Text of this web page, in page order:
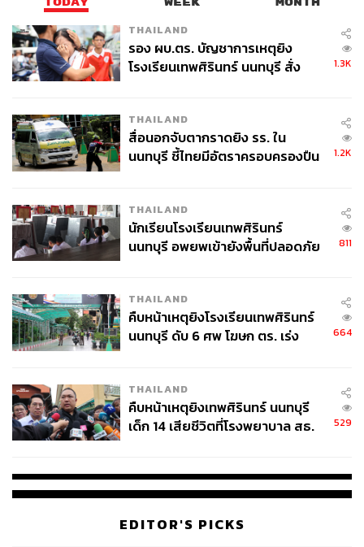
TODAY WEEK MONTH
THAILAND
รอง ผบ.ตร. บัญชาการเหตุยิง
โรงเรียนเทพศิรินทร์ นนทบุรี สั่ง
1.3K
THAILAND
สื่อนอกจับตากราดยิง รร. ใน
นนทบุรี ชี้ไทยมีอัตราครอบครองปืน
1.2K
THAILAND
นักเรียนโรงเรียนเทพศิรินทร์
นนทบุรี อพยพเข้ายังพื้นที่ปลอดภัย
811
THAILAND
คืบหน้าเหตุยิงโรงเรียนเทพศิรินทร์
นนทบุรี ดับ 6 ศพ โฆษก ตร. เร่ง
664
THAILAND
คืบหน้าเหตุยิงเทพศิรินทร์ นนทบุรี
เด็ก 14 เสียชีวิตที่โรงพยาบาล สธ.
529
EDITOR'S PICKS